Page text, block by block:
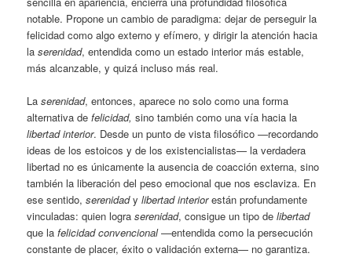
notable. Propone un cambio de paradigma: dejar de perseguir la
felicidad como algo externo y efímero, y dirigir la atención hacia
laserenidad, entendida como un estado interior más estable,
más alcanzable, y quizá incluso más real.
Laserenidad, entonces, aparece no solo como una forma
alternativa defelicidad, sino también como una vía hacia la
libertad interior. Desde un punto de vista filosófico —recordando
ideas de los estoicos y de los existencialistas— la verdadera
libertad no es únicamente la ausencia de coacción externa, sino
también la liberación del peso emocional que nos esclaviza. En
ese sentido,serenidadylibertad interiorestán profundamente
vinculadas: quien lograserenidad, consigue un tipo delibertad
que lafelicidad convencional—entendida como la persecución
constante de placer, éxito o validación externa— no garantiza.